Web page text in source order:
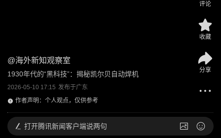
@海外新知观察室
1930年代的“黑科技”：揭秘凯尔贝自动焊机
2026-05-10 17:15 发布于广东
作者声明：个人观点，仅供参考
评论
收藏
分享
打开腾讯新闻客户端说两句